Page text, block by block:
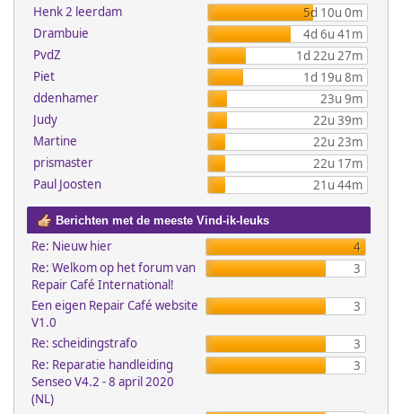
Henk 2 leerdam
5d 10u 0m
Drambuie
4d 6u 41m
PvdZ
1d 22u 27m
Piet
1d 19u 8m
ddenhamer
23u 9m
Judy
22u 39m
Martine
22u 23m
prismaster
22u 17m
Paul Joosten
21u 44m
Berichten met de meeste Vind-ik-leuks
Re: Nieuw hier
4
Re: Welkom op het forum van
Repair Café International!
3
Een eigen Repair Café website
V1.0
3
Re: scheidingstrafo
3
Re: Reparatie handleiding
Senseo V4.2 - 8 april 2020
(NL)
3